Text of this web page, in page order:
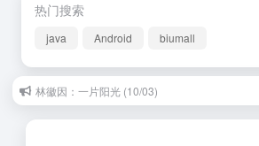
热门搜索
java Android biumall
林徽因：一片阳光 (10/03)